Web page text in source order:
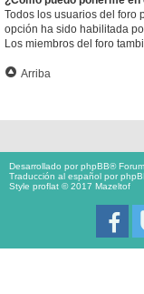
Todos los usuarios del foro
opción ha sido habilitada
Los miembros del foro
Arriba
Desarrollado porphpBB®
Traducción al español por
Style proflat © 2017 Mazeltof